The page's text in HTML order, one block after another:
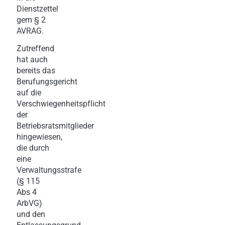
Dienstzettel
gem § 2
AVRAG.
Zutreffend
hat auch
bereits das
Berufungsgericht
auf die
Verschwiegenheitspflicht
der
Betriebsratsmitglieder
hingewiesen,
die durch
eine
Verwaltungsstrafe
(§ 115
Abs 4
ArbVG)
und den